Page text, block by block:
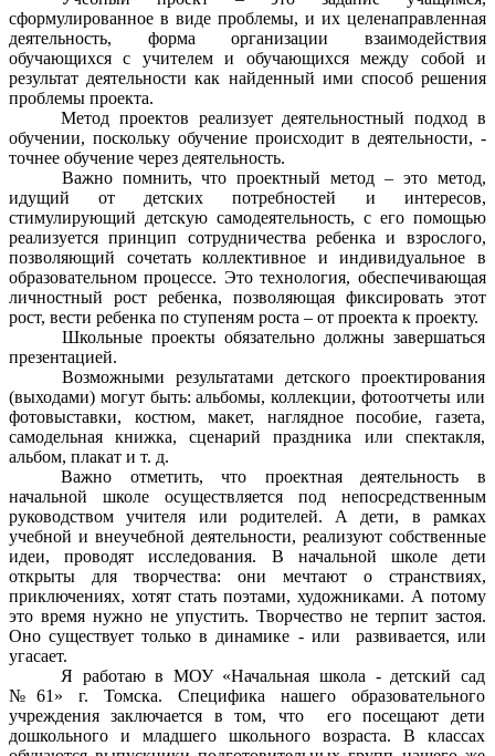
сформулированное в виде проблемы, и их целенаправленная
деятельность, форма организации взаимодействия
обучающихся с учителем и обучающихся между собой и
результат деятельности как найденный ими способ решения
проблемы проекта.
Метод проектов реализует деятельностный подход в
обучении, поскольку обучение происходит в деятельности, -
точнее обучение через деятельность.
Важно помнить, что проектный метод – это метод,
идущий от детских потребностей и интересов,
стимулирующий детскую самодеятельность, с его помощью
реализуется принцип сотрудничества ребенка и взрослого,
позволяющий сочетать коллективное и индивидуальное в
образовательном процессе. Это технология, обеспечивающая
личностный рост ребенка, позволяющая фиксировать этот
рост, вести ребенка по ступеням роста – от проекта к проекту.
Школьные проекты обязательно должны завершаться
презентацией.
Возможными результатами детского проектирования
(выходами) могут быть: альбомы, коллекции, фотоотчеты или
фотовыставки, костюм, макет, наглядное пособие, газета,
самодельная книжка, сценарий праздника или спектакля,
альбом, плакат и т. д.
Важно отметить, что проектная деятельность в
начальной школе осуществляется под непосредственным
руководством учителя или родителей. А дети, в рамках
учебной и внеучебной деятельности, реализуют собственные
идеи, проводят исследования. В начальной школе дети
открыты для творчества: они мечтают о странствиях,
приключениях, хотят стать поэтами, художниками. А потому
это время нужно не упустить. Творчество не терпит застоя.
Оно существует только в динамике - или развивается, или
угасает.
Я работаю в МОУ «Начальная школа - детский сад
№61» г. Томска. Специфика нашего образовательного
учреждения заключается в том, что его посещают дети
дошкольного и младшего школьного возраста. В классах